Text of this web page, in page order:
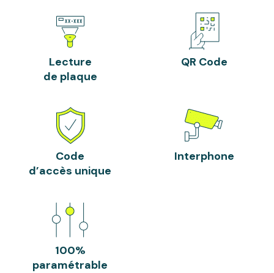
Lecture
de plaque
QR Code
Code
d’accès unique
Interphone
100%
paramétrable